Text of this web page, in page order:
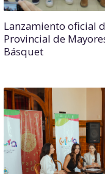
Lanzamiento oficial
Provincial de
Básquet